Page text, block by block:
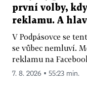
první volby,
reklamu. A
V Podpásovce se
se vůbec nemluví.
reklamu na
7. 8. 2026 ▪ 55:23 min.